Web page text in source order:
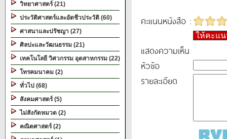
วิทยาศาสตร์ (21)
ประวัติศาสตร์และอัตชีวประวัติ (60)
ศาสนาและปรัชญา (27)
ศิลปะและวัฒนธรรม (21)
เทคโนโลยี วิศวกรรม อุตสาหกรรม (22)
โทรคมนาคม (2)
ทั่วไป (68)
สังคมศาสตร์ (5)
ไม่สังกัดหมวด (2)
คณิตศาสตร์ (2)
คะแนนหนังสือ :
ให้คะแ
แสดงความเห็น
หัวข้อ
รายละเอียด